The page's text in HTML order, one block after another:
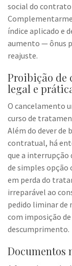
social do contrato
índice aplicado e
aumento — ônus
reajuste.
Proibição de
legal e
O cancelamento
curso de
Além do dever
contratual, há
que a interrupção
de simples opção
em perda do
irreparável ao
pedido liminar de
com imposição
descumprimento.
Documentos